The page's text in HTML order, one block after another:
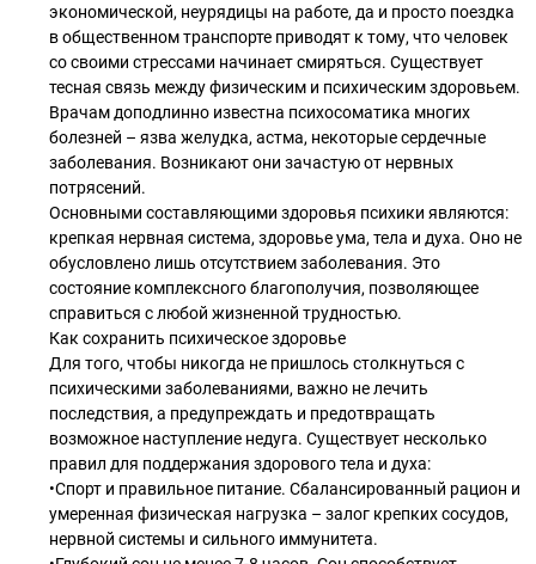
экономической, неурядицы на работе, да и просто поездка
в общественном транспорте приводят к тому, что человек
со своими стрессами начинает смиряться. Существует
тесная связь между физическим и психическим здоровьем.
Врачам доподлинно известна психосоматика многих
болезней – язва желудка, астма, некоторые сердечные
заболевания. Возникают они зачастую от нервных
потрясений.
Основными составляющими здоровья психики являются:
крепкая нервная система, здоровье ума, тела и духа. Оно не
обусловлено лишь отсутствием заболевания. Это
состояние комплексного благополучия, позволяющее
справиться с любой жизненной трудностью.
Как сохранить психическое здоровье
Для того, чтобы никогда не пришлось столкнуться с
психическими заболеваниями, важно не лечить
последствия, а предупреждать и предотвращать
возможное наступление недуга. Существует несколько
правил для поддержания здорового тела и духа:
•Спорт и правильное питание. Сбалансированный рацион и
умеренная физическая нагрузка – залог крепких сосудов,
нервной системы и сильного иммунитета.